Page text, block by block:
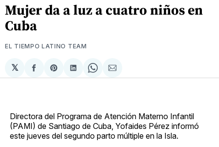
Mujer da a luz a cuatro niños en
Cuba
EL TIEMPO LATINO TEAM
𝕏
Compartir
en
Share
on
Compartir
en
Share
on
Compartir
via
Directora del Programa de Atención Materno Infantil
(PAMI) de Santiago de Cuba, Yofaides Pérez informó
este jueves del segundo parto múltiple en la Isla.